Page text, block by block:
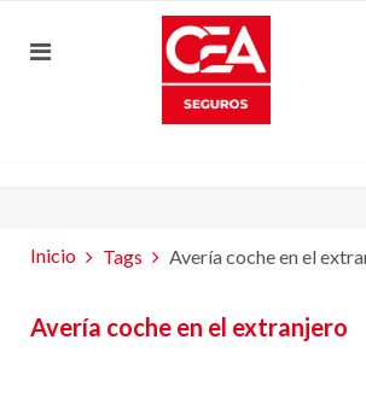
Inicio Tags Avería coche en el
Avería coche en el extranjero